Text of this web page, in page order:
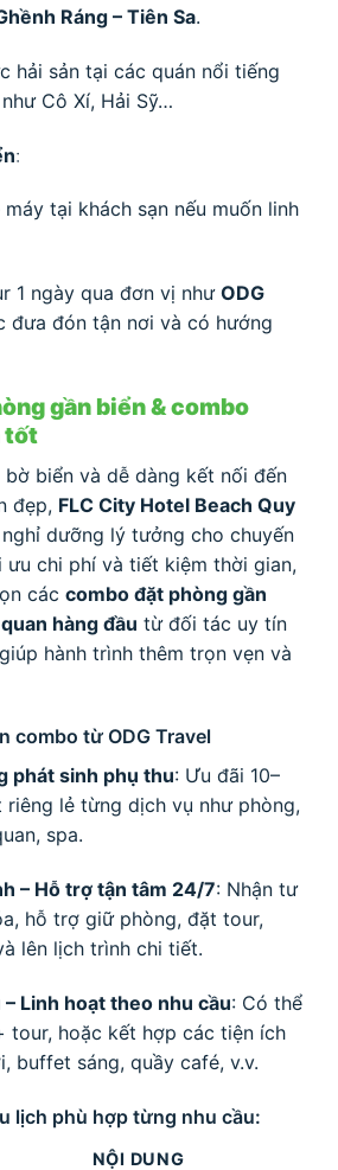
Ráng – Tiên Sa.
hải sản tại các quán nổi tiếng
Cô Xí, Hải Sỹ…
:
tại khách sạn nếu muốn linh
1 ngày qua đơn vị như ODG
đưa đón tận nơi và có hướng
gần biển & combo
tốt
biển và dễ dàng kết nối đến
đẹp, FLC City Hotel Beach Quy
dưỡng lý tưởng cho chuyến
chi phí và tiết kiệm thời gian,
các combo đặt phòng gần
hàng đầu từ đối tác uy tín
hành trình thêm trọn vẹn và
combo từ ODG Travel
phát sinh phụ thu: Ưu đãi 10–
riêng lẻ từng dịch vụ như phòng,
spa.
– Hỗ trợ tận tâm 24/7: Nhận tư
hỗ trợ giữ phòng, đặt tour,
lên lịch trình chi tiết.
Linh hoạt theo nhu cầu: Có thể
tour, hoặc kết hợp các tiện ích
buffet sáng, quầy café, v.v.
lịch phù hợp từng nhu cầu:
NỘI DUNG